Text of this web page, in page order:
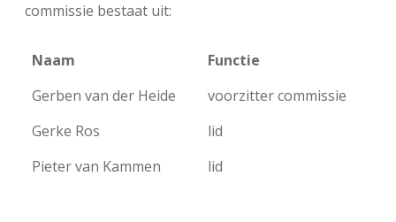
commissie bestaat uit:
Naam
Functie
Gerben van der Heide
voorzitter commissie
Gerke Ros
lid
Pieter van Kammen
lid